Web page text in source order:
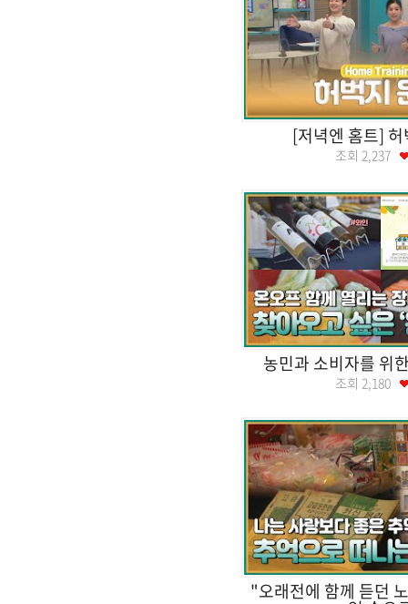
[저녁엔 홈트]
조회 2,237
농민과 소비자를 위
조회 2,180
"오래전에 함께 듣던